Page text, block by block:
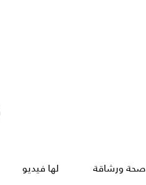
صحة ورشاقة لها فيديو